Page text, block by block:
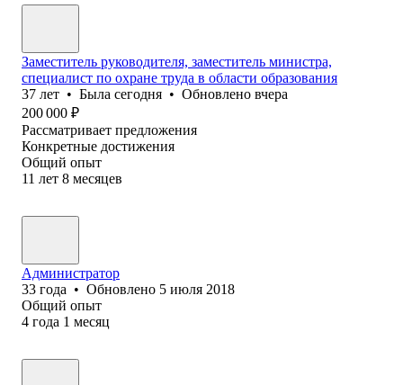
Заместитель руководителя, заместитель министра,
специалист по охране труда в области образования
37 лет • Была сегодня • Обновлено вчера
200 000 ₽
Рассматривает предложения
Конкретные достижения
Общий опыт
11 лет 8 месяцев
Администратор
33 года • Обновлено 5 июля 2018
Общий опыт
4 года 1 месяц